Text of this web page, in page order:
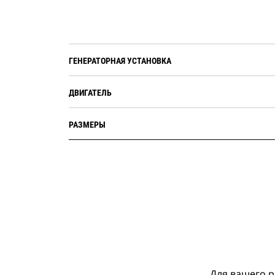
ГЕНЕРАТОРНАЯ УСТАНОВКА
ДВИГАТЕЛЬ
РАЗМЕРЫ